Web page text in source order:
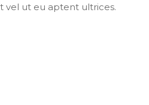
vel ut eu aptent ultrices.